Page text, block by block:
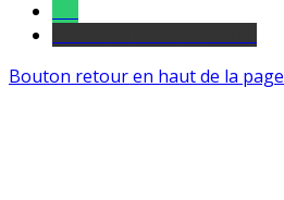
Bouton retour en haut de la page